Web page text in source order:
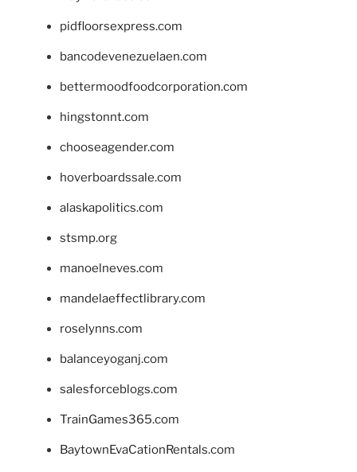
pidfloorsexpress.com
bancodevenezuelaen.com
bettermoodfoodcorporation.com
hingstonnt.com
chooseagender.com
hoverboardssale.com
alaskapolitics.com
stsmp.org
manoelneves.com
mandelaeffectlibrary.com
roselynns.com
balanceyoganj.com
salesforceblogs.com
TrainGames365.com
BaytownEvaCationRentals.com